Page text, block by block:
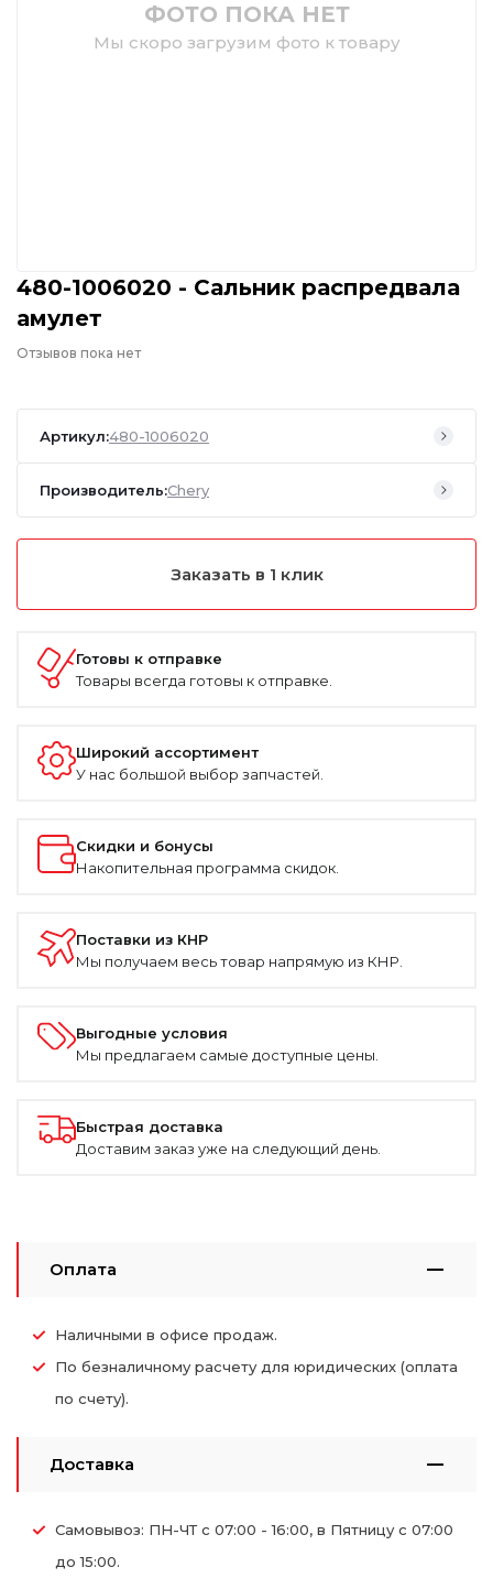
ФОТО ПОКА НЕТ
Мы скоро загрузим фото к товару
480-1006020 - Сальник распредвала
амулет
Отзывов пока нет
Артикул:480-1006020
Производитель:Chery
Заказать в 1 клик
Готовы к отправке
Товары всегда готовы к отправке.
Широкий ассортимент
У нас большой выбор запчастей.
Скидки и бонусы
Накопительная программа скидок.
Поставки из КНР
Мы получаем весь товар напрямую из КНР.
Выгодные условия
Мы предлагаем самые доступные цены.
Быстрая доставка
Доставим заказ уже на следующий день.
Оплата
Наличными в офисе продаж.
По безналичному расчету для юридических (оплата
по счету).
Доставка
Самовывоз: ПН-ЧТ с 07:00 - 16:00, в Пятницу с 07:00
до 15:00.